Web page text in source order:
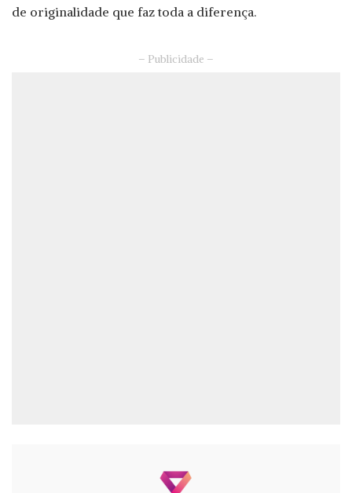
de originalidade que faz toda a diferença.
– Publicidade –